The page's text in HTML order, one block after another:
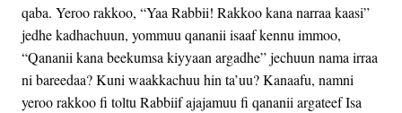
qaba. Yeroo rakkoo, “Yaa Rabbii! Rakkoo kana narraa kaasi”
jedhe kadhachuun, yommuu qananii isaaf kennu immoo,
“Qananii kana beekumsa kiyyaan argadhe” jechuun nama irraa
ni bareedaa? Kuni waakkachuu hin ta’uu? Kanaafu, namni
yeroo rakkoo fi toltu Rabbiif ajajamuu fi qananii argateef Isa